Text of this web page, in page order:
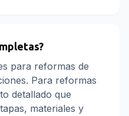
para reformas de
Para reformas
detallado que
materiales y